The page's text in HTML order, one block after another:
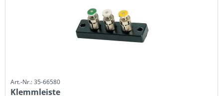
Art.-Nr.: 35-66580
Klemmleiste